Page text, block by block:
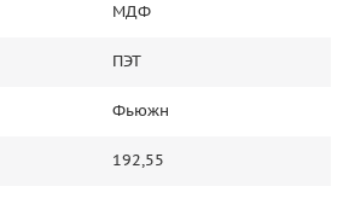
МДФ
ПЭТ
Фьюжн
192,55